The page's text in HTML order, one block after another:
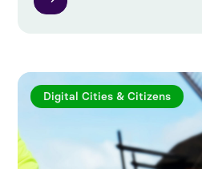
Digital Cities & Citizens